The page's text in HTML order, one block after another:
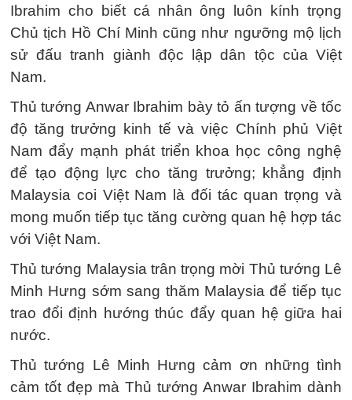
Ibrahim cho biết cá nhân ông luôn kính trọng
Chủ tịch Hồ Chí Minh cũng như ngưỡng mộ lịch
sử đấu tranh giành độc lập dân tộc của Việt
Nam.
Thủ tướng Anwar Ibrahim bày tỏ ấn tượng về tốc
độ tăng trưởng kinh tế và việc Chính phủ Việt
Nam đẩy mạnh phát triển khoa học công nghệ
để tạo động lực cho tăng trưởng; khẳng định
Malaysia coi Việt Nam là đối tác quan trọng và
mong muốn tiếp tục tăng cường quan hệ hợp tác
với Việt Nam.
Thủ tướng Malaysia trân trọng mời Thủ tướng Lê
Minh Hưng sớm sang thăm Malaysia để tiếp tục
trao đổi định hướng thúc đẩy quan hệ giữa hai
nước.
Thủ tướng Lê Minh Hưng cảm ơn những tình
cảm tốt đẹp mà Thủ tướng Anwar Ibrahim dành